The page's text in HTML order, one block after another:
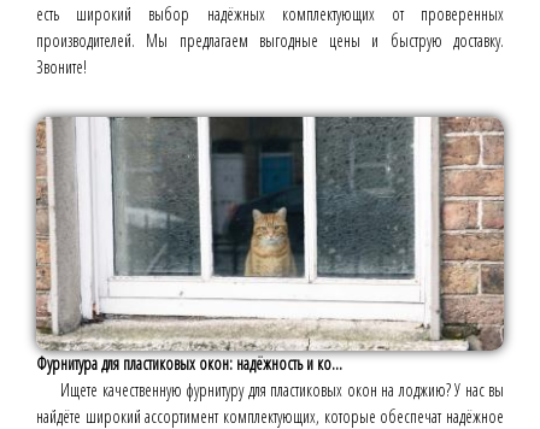
есть широкий выбор надёжных комплектующих от проверенных
производителей. Мы предлагаем выгодные цены и быструю доставку.
Звоните!
Фурнитура для пластиковых окон: надёжность и ко...
Ищете качественную фурнитуру для пластиковых окон на лоджию? У нас вы
найдёте широкий ассортимент комплектующих, которые обеспечат надёжное